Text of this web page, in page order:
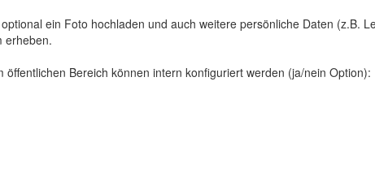
ein Foto hochladen und auch weitere persönliche Daten (z.B.
erheben.
Bereich können intern konfiguriert werden (ja/nein Option):